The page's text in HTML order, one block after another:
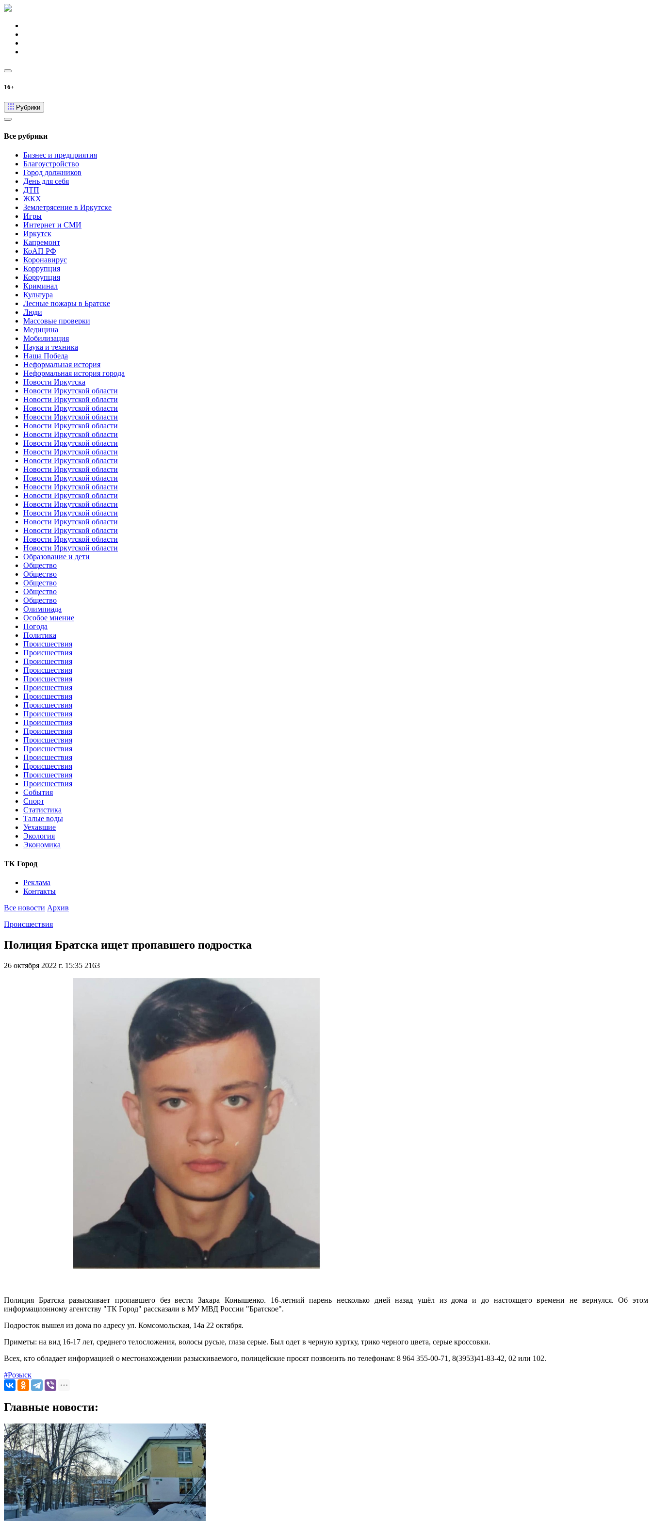
16+
Рубрики
Все рубрики
Бизнес и предприятия
Благоустройство
Город должников
День для себя
ДТП
ЖКХ
Землетрясение в Иркутске
Игры
Интернет и СМИ
Иркутск
Капремонт
КоАП РФ
Коронавирус
Коррупция
Коррупция
Криминал
Культура
Лесные пожары в Братске
Люди
Массовые проверки
Медицина
Мобилизация
Наука и техника
Наша Победа
Неформальная история
Неформальная история города
Новости Иркутска
Новости Иркутской области
Новости Иркутской области
Новости Иркутской области
Новости Иркутской области
Новости Иркутской области
Новости Иркутской области
Новости Иркутской области
Новости Иркутской области
Новости Иркутской области
Новости Иркутской области
Новости Иркутской области
Новости Иркутской области
Новости Иркутской области
Новости Иркутской области
Новости Иркутской области
Новости Иркутской области
Новости Иркутской области
Новости Иркутской области
Новости Иркутской области
Образование и дети
Общество
Общество
Общество
Общество
Общество
Олимпиада
Особое мнение
Погода
Политика
Происшествия
Происшествия
Происшествия
Происшествия
Происшествия
Происшествия
Происшествия
Происшествия
Происшествия
Происшествия
Происшествия
Происшествия
Происшествия
Происшествия
Происшествия
Происшествия
Происшествия
События
Спорт
Статистика
Талые воды
Уехавшие
Экология
Экономика
ТК Город
Реклама
Контакты
Все новости Архив
Происшествия
Полиция Братска ищет пропавшего подростка
26 октября 2022 г. 15:35 2163
Полиция Братска разыскивает пропавшего без вести Захара Конышенко. 16-летний парень несколько дней назад ушёл из дома и до настоящего времени не вернулся. Об этом
информационному агентству "ТК Город" рассказали в МУ МВД России "Братское".
Подросток вышел из дома по адресу ул. Комсомольская, 14а 22 октября.
Приметы: на вид 16-17 лет, среднего телосложения, волосы русые, глаза серые. Был одет в черную куртку, трико черного цвета, серые кроссовки.
Всех, кто обладает информацией о местонахождении разыскиваемого, полицейские просят позвонить по телефонам: 8 964 355-00-71, 8(3953)41-83-42, 02 или 102.
#Розыск
Главные новости: